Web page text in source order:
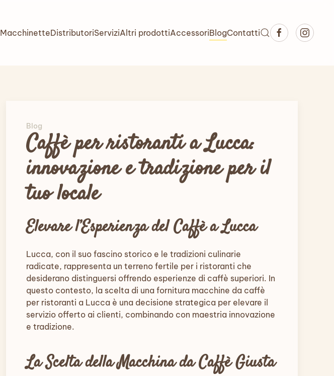
MacchinetteDistributoriServiziAltri prodottiAccessoriBlogContatti
Blog
Caffè per ristoranti a Lucca:
innovazione e tradizione per il
tuo locale
Elevare l’Esperienza del Caffè a Lucca
Lucca, con il suo fascino storico e le tradizioni culinarie
radicate, rappresenta un terreno fertile per i ristoranti che
desiderano distinguersi offrendo esperienze di caffè superiori. In
questo contesto, la scelta di una fornitura macchine da caffè
per ristoranti a Lucca è una decisione strategica per elevare il
servizio offerto ai clienti, combinando con maestria innovazione
e tradizione.
La Scelta della Macchina da Caffè Giusta